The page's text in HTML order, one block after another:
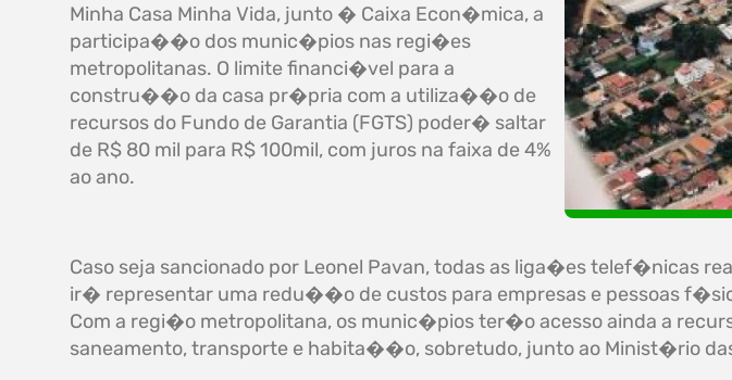
Minha Casa Minha Vida, junto � Caixa Econ�mica, a
participa��o dos munic�pios nas regi�es
metropolitanas. O limite financi�vel para a
constru��o da casa pr�pria com a utiliza��o de
recursos do Fundo de Garantia (FGTS) poder� saltar
de R$ 80 mil para R$ 100mil, com juros na faixa de 4%
ao ano.
Caso seja sancionado por Leonel Pavan, todas as liga�es telef�nicas
ir� representar uma redu��o de custos para empresas e pessoas
Com a regi�o metropolitana, os munic�pios ter�o acesso ainda a
saneamento, transporte e habita��o, sobretudo, junto ao Minist�rio